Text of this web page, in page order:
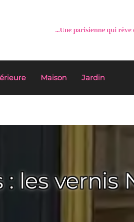
...Une parisienne qui
Maison Jardin
: les vernis